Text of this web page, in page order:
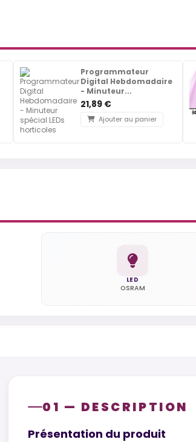
Programmateur
Digital Hebdomadaire
- Minuteur...
21,89 €
Ajouter au panier
LED
OSRAM
01 — DESCRIPTION
Présentation du produit